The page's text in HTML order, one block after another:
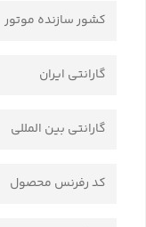
کشور سازنده موتور
گارانتی ایران
گارانتی بین المللی
کد رفرنس محصول